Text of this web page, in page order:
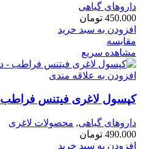
داروهای گیاهی
450.000 تومان
افزودن به سبد خرید
مقایسه
مشاهده سریع
افزودن به علاقه مندی
کپسول لاغری فیتنس فراطب
داروهای گیاهی, محصولات لاغری
490.000 تومان
افزودن به سبد خرید